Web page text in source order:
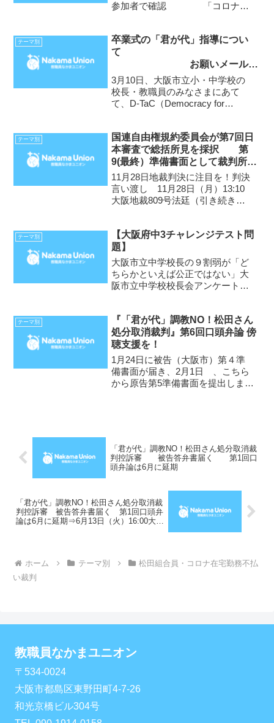
参加者で確認 「コロナ在
阪地裁202号大法廷でありまし
た。４月23日（金）夜の緊急事態
宣言以降初めての法...
テーマ別
卒業式の「君が代」指導につい
て
お願いメールの
紹介
3月10日、大阪市立小・中学校の
校長・教職員のみなさまにあて
て、D-TaC（Democracy for
～）からお願いメールが送信され
ました。転載して紹介します...
テーマ別
国連自由権規約委員会が第7回日
本審査で総括所見を採択 第
9(最終）準備書面として裁判所に
情報提供しました
11月28日地裁判決に注目を！判決
言い渡し 11月28日（月）13:10
大阪地裁809号法廷（引き続き報
第8準備書面で、原告に対する戒告
処分が国際人権自由権規約に違反
するこ...
テーマ別
【大阪府中3チャレンジテスト問
題】
大阪市立中学校長の９割弱が「ど
ちらかといえば公正ではない」大
阪市立中学校校長会アンケートよ
テーマ別
『「君が代」調教NO！松田さん
処分取消裁判』第6回口頭弁論 傍
聴支援を！
1月24日に被告（大阪市）第４準
備書面が届き、2月1日 、こちら
から原告第5準備書面を提出しまし
「君が代」調教NO！松田さん処分取消裁
判控訴審 被告答弁書届く 第1回口
頭弁論は6月に延期
「君が代」調教NO！松田さん処分取消裁
判控訴審 被告答弁書届く 第1回口頭弁
論は6月に延期⇒6月13日（火）16:00大阪
ホーム テーマ別
松田組合員・コロナ在宅勤務不払
い裁判
教職員なかまユニオン
〒534-0024
大阪市都島区東野田町4-7-26
和光京橋ビル304号